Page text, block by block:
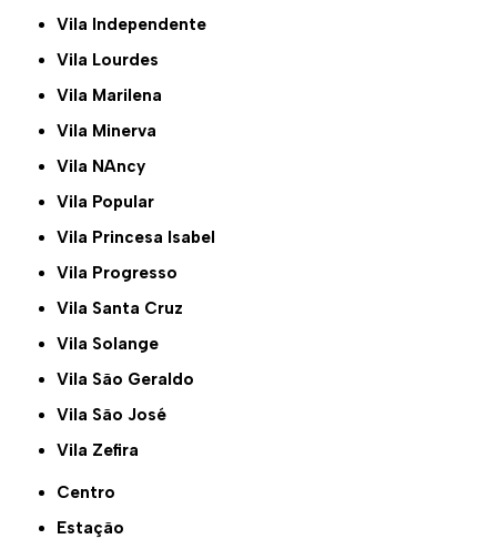
Vila Independente
Vila Lourdes
Vila Marilena
Vila Minerva
Vila NAncy
Vila Popular
Vila Princesa Isabel
Vila Progresso
Vila Santa Cruz
Vila Solange
Vila São Geraldo
Vila São José
Vila Zefira
Centro
Estação